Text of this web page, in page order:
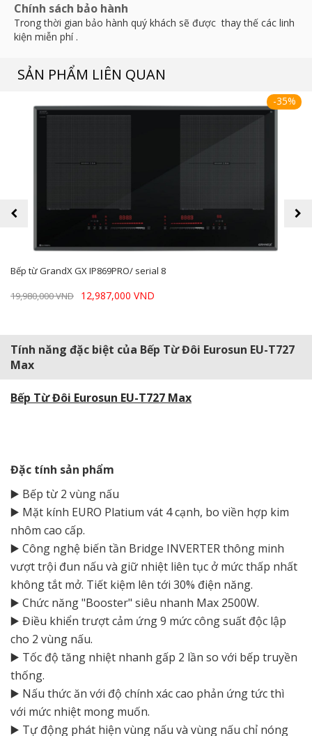
Chính sách bảo hành
Trong thời gian bảo hành quý khách sẽ được thay thế các linh
kiện miễn phí .
SẢN PHẨM LIÊN QUAN
-35%
Bếp từ GrandX GX IP869PRO/ serial 8
19,980,000 VND
12,987,000 VND
prev next
Tính năng đặc biệt của Bếp Từ Đôi Eurosun EU-T727
Max
Bếp Từ Đôi Eurosun EU-T727 Max
Đặc tính sản phẩm
▶️ Bếp từ 2 vùng nấu
▶️ Mặt kính EURO Platium vát 4 cạnh, bo viền hợp kim
nhôm cao cấp.
▶️ Công nghệ biến tần Bridge INVERTER thông minh
vượt trội đun nấu và giữ nhiệt liên tục ở mức thấp nhất
không tắt mở. Tiết kiệm lên tới 30% điện năng.
▶️ Chức năng "Booster" siêu nhanh Max 2500W.
▶️ Điều khiển trượt cảm ứng 9 mức công suất độc lập
cho 2 vùng nấu.
▶️ Tốc độ tăng nhiệt nhanh gấp 2 lần so với bếp truyền
thống.
▶️ Nấu thức ăn với độ chính xác cao phản ứng tức thì
với mức nhiệt mong muốn.
▶️ Tự động phát hiện vùng nấu và vùng nấu chỉ nóng